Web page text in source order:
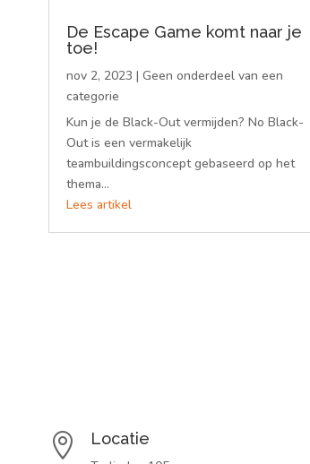
De Escape Game komt naar je
toe!
nov 2, 2023 | Geen onderdeel van een
categorie
Kun je de Black-Out vermijden? No Black-
Out is een vermakelijk
teambuildingsconcept gebaseerd op het
thema...
Lees artikel
 Locatie